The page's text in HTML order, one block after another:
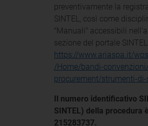
preventivamente la
SINTEL, così come
"Manuali" accessibili
sezione del portale SINTEL
https://www.ariaspa.it/
/Home/bandi-
procurement/strumenti-
Il numero identificativo
SINTEL) della procedura
215283737.